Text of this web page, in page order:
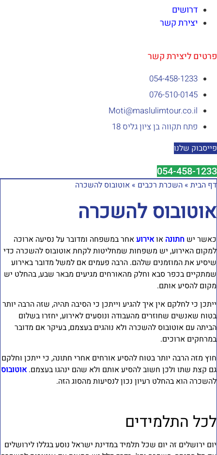
דרושים
יצירת קשר
ליצירת קשר
054-458-1233⁩
076-510-0145
Moti@maslulimtour.co.il
פתח תקווה בן ציון גליס 18
שלנו
054-458-
הבית»השכרת רכבים»אוטובוס להשכרה
להשכרה
ישחתונהאואירועאחר במשפחה ומדובר על נסיעה ארוכה
האירוע, יש משפחות שמחליטות לקחת אוטובוס להשכרה כדי
את המוזמנים שלהם. הרבה פעמים אם למשל מדובר באירוע
בכפר סבא וחלק מהאורחים מגיעים מבאר שבע, בהחלט יש
להסיע אותם.
כי לחלקם אין איך להגיע וייתכן כי הסיבה תהיה, שזה הרבה יותר
שאנשים שחוזרים מהעבודה ונוסעים לאירוע, יחזרו בשלום
עם אוטובוס להשכרה ולא נוהגים בעצמם, בעיקר אם מדובר
ארוכים.
מזה הרבה יותר בטוח להסיע אורחים אחרי חתונה, כי ייתכן וחלקם
קצת שתו ולכן חשוב להסיע אותם ולא שהם ינהגו בעצמם.אוטובוס
הוא בהחלט רעיון נכון לנסיעות מהסוג הזה.
התלמידים
ירושלים זה יום שכל תלמיד במדינת ישראל נוסע בגללו לירושלים